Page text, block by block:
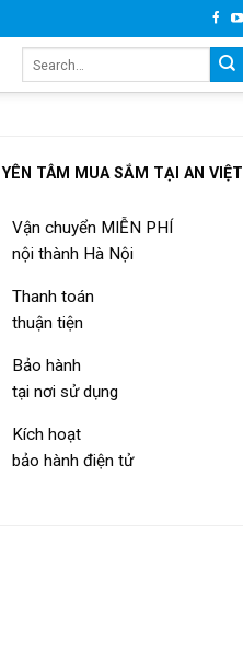
YÊN TÂM MUA SẮM TẠI AN VIỆT
Vận chuyển MIỄN PHÍ
nội thành Hà Nội
Thanh toán
thuận tiện
Bảo hành
tại nơi sử dụng
Kích hoạt
bảo hành điện tử